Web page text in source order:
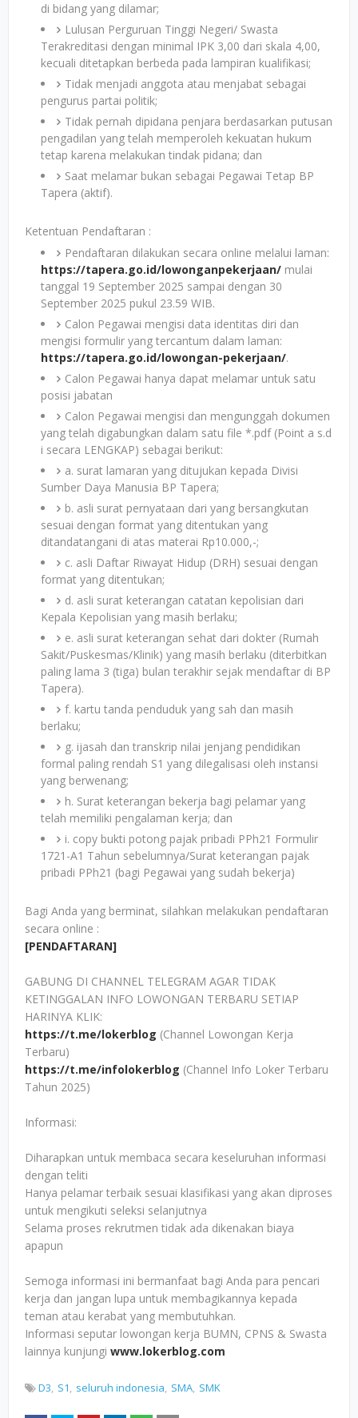
di bidang yang dilamar;
Lulusan Perguruan Tinggi Negeri/ Swasta
Terakreditasi dengan minimal IPK 3,00 dari skala 4,00,
kecuali ditetapkan berbeda pada lampiran kualifikasi;
Tidak menjadi anggota atau menjabat sebagai
pengurus partai politik;
Tidak pernah dipidana penjara berdasarkan putusan
pengadilan yang telah memperoleh kekuatan hukum
tetap karena melakukan tindak pidana; dan
Saat melamar bukan sebagai Pegawai Tetap BP
Tapera (aktif).
Ketentuan Pendaftaran :
Pendaftaran dilakukan secara online melalui laman:
https://tapera.go.id/lowonganpekerjaan/ mulai
tanggal 19 September 2025 sampai dengan 30
September 2025 pukul 23.59 WIB.
Calon Pegawai mengisi data identitas diri dan
mengisi formulir yang tercantum dalam laman:
https://tapera.go.id/lowongan-pekerjaan/.
Calon Pegawai hanya dapat melamar untuk satu
posisi jabatan
Calon Pegawai mengisi dan mengunggah dokumen
yang telah digabungkan dalam satu file *.pdf (Point a s.d
i secara LENGKAP) sebagai berikut:
a. surat lamaran yang ditujukan kepada Divisi
Sumber Daya Manusia BP Tapera;
b. asli surat pernyataan dari yang bersangkutan
sesuai dengan format yang ditentukan yang
ditandatangani di atas materai Rp10.000,-;
c. asli Daftar Riwayat Hidup (DRH) sesuai dengan
format yang ditentukan;
d. asli surat keterangan catatan kepolisian dari
Kepala Kepolisian yang masih berlaku;
e. asli surat keterangan sehat dari dokter (Rumah
Sakit/Puskesmas/Klinik) yang masih berlaku (diterbitkan
paling lama 3 (tiga) bulan terakhir sejak mendaftar di BP
Tapera).
f. kartu tanda penduduk yang sah dan masih
berlaku;
g. ijasah dan transkrip nilai jenjang pendidikan
formal paling rendah S1 yang dilegalisasi oleh instansi
yang berwenang;
h. Surat keterangan bekerja bagi pelamar yang
telah memiliki pengalaman kerja; dan
i. copy bukti potong pajak pribadi PPh21 Formulir
1721-A1 Tahun sebelumnya/Surat keterangan pajak
pribadi PPh21 (bagi Pegawai yang sudah bekerja)
Bagi Anda yang berminat, silahkan melakukan pendaftaran
secara online :
[PENDAFTARAN]
GABUNG DI CHANNEL TELEGRAM AGAR TIDAK
KETINGGALAN INFO LOWONGAN TERBARU SETIAP
HARINYA KLIK:
https://t.me/lokerblog (Channel Lowongan Kerja
Terbaru)
https://t.me/infolokerblog (Channel Info Loker Terbaru
Tahun 2025)
Informasi:
Diharapkan untuk membaca secara keseluruhan informasi
dengan teliti
Hanya pelamar terbaik sesuai klasifikasi yang akan diproses
untuk mengikuti seleksi selanjutnya
Selama proses rekrutmen tidak ada dikenakan biaya
apapun
Semoga informasi ini bermanfaat bagi Anda para pencari
kerja dan jangan lupa untuk membagikannya kepada
teman atau kerabat yang membutuhkan.
Informasi seputar lowongan kerja BUMN, CPNS & Swasta
lainnya kunjungi www.lokerblog.com
D3 S1 seluruh indonesia SMA SMK